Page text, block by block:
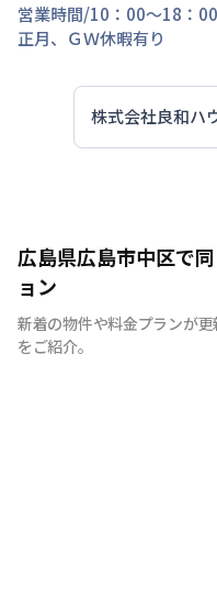
営業時間/10：00～18：00
正月、ＧＷ休暇有り
株式会社良和ハ
広島のマンスリーマンシ
中国地方で管理物件戸
るマンスリーマンション
したお部屋にお洒落な
テリアやサービスにも拘
広島県広島市中区で
ョン
新着の物件や料金プランが
をご紹介。